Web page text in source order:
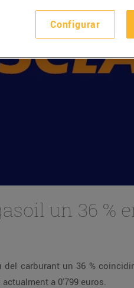
un 36 %
carburant un 36 %
a 0'799 euros.
Configurar